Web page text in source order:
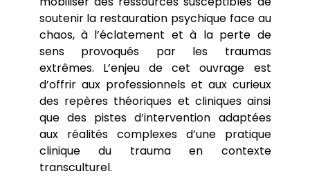
soutenir la restauration psychique face au
chaos, à l’éclatement et à la perte de
sens provoqués par les traumas
extrêmes. L’enjeu de cet ouvrage est
d’offrir aux professionnels et aux curieux
des repères théoriques et cliniques ainsi
que des pistes d’intervention adaptées
aux réalités complexes d’une pratique
clinique du trauma en contexte
transculturel.